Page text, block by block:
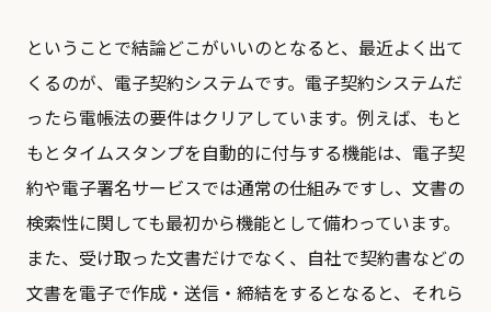
ということで結論どこがいいのとなると、最近よく出て
くるのが、電子契約システムです。電子契約システムだ
ったら電帳法の要件はクリアしています。例えば、もと
もとタイムスタンプを自動的に付与する機能は、電子契
約や電子署名サービスでは通常の仕組みですし、文書の
検索性に関しても最初から機能として備わっています。
また、受け取った文書だけでなく、自社で契約書などの
文書を電子で作成・送信・締結をするとなると、それら